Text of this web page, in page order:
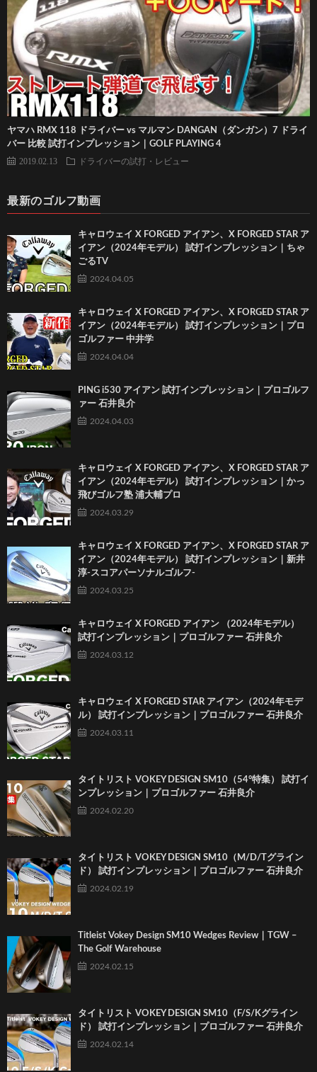
ヤマハ RMX 118 ドライバー vs マルマン DANGAN（ダンガン）7 ドライ
バー 比較 試打インプレッション｜GOLF PLAYING 4
2019.02.13 ドライバーの試打・レビュー
最新のゴルフ動画
キャロウェイ X FORGED アイアン、X FORGED STAR ア
イアン（2024年モデル） 試打インプレッション｜ちゃ
ごるTV
2024.04.05
キャロウェイ X FORGED アイアン、X FORGED STAR ア
イアン（2024年モデル） 試打インプレッション｜プロ
ゴルファー 中井学
2024.04.04
PING i530 アイアン 試打インプレッション｜プロゴルフ
ァー 石井良介
2024.04.03
キャロウェイ X FORGED アイアン、X FORGED STAR ア
イアン（2024年モデル） 試打インプレッション｜かっ
飛びゴルフ塾 浦大輔プロ
2024.03.29
キャロウェイ X FORGED アイアン、X FORGED STAR ア
イアン（2024年モデル） 試打インプレッション｜新井
淳-スコアパーソナルゴルフ-
2024.03.25
キャロウェイ X FORGED アイアン （2024年モデル）
試打インプレッション｜プロゴルファー 石井良介
2024.03.12
キャロウェイ X FORGED STAR アイアン（2024年モデ
ル） 試打インプレッション｜プロゴルファー 石井良介
2024.03.11
タイトリスト VOKEY DESIGN SM10（54°特集） 試打イ
ンプレッション｜プロゴルファー 石井良介
2024.02.20
タイトリスト VOKEY DESIGN SM10（M/D/Tグライン
ド） 試打インプレッション｜プロゴルファー 石井良介
2024.02.19
Titleist Vokey Design SM10 Wedges Review｜TGW –
The Golf Warehouse
2024.02.15
タイトリスト VOKEY DESIGN SM10（F/S/Kグライン
ド） 試打インプレッション｜プロゴルファー 石井良介
2024.02.14